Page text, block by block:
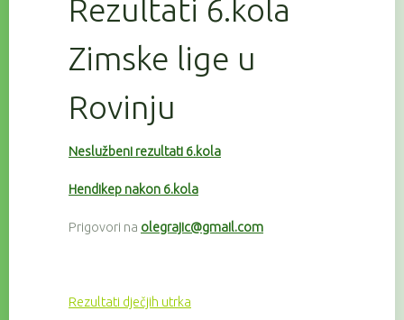
Rezultati 6.kola
Zimske lige u
Rovinju
Neslužbeni rezultati 6.kola
Hendikep nakon 6.kola
Prigovori na olegrajic@gmail.com
Rezultati dječjih utrka